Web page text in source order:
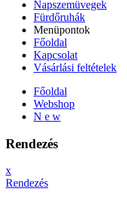
Napszemüvegek
Fürdőruhák
Menüpontok
Főoldal
Kapcsolat
Vásárlási feltételek
Főoldal
Webshop
N e w
Rendezés
x
Rendezés